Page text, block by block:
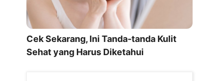
Cek Sekarang, Ini Tanda-tanda Kulit
Sehat yang Harus Diketahui